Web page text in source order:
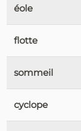
éole
flotte
sommeil
cyclope